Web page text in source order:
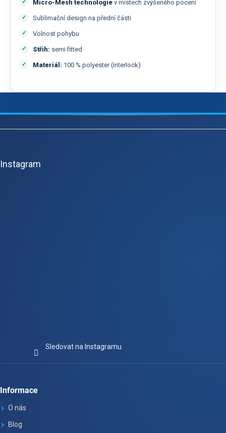
Micro-Mesh technologie v místech zvýšeného pocení
Sublimační design na přední části
Volnost pohybu
Střih: semi fitted
Materiál: 100 % polyester (interlock)
Z
Instagram
Sledovat na Instagramu
Informace
O nás
Blog